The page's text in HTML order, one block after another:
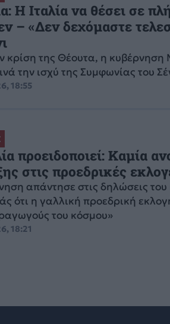
Η Ιταλία να θέσει σε
– «Δεν δεχόμαστε
κρίση της Θέουτα, η κυβέρνηση
την ισχύ της Συμφωνίας του
18:55
προειδοποιεί: Καμία
στις προεδρικές
απάντησε στις δηλώσεις του
ότι η γαλλική προεδρική
του κόσμου»
18:21